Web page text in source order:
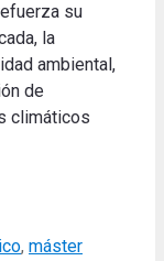
su
la
ambiental,
de
climáticos
, máster